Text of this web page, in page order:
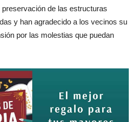
de las estructuras
y han agradecido a los vecinos su
por las molestias que puedan